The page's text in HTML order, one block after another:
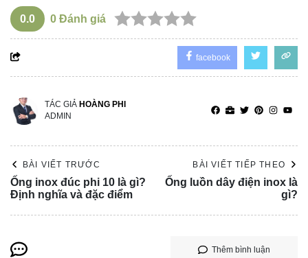
0.0 0 Đánh giá
facebook
TÁC GIẢ HOÀNG PHI
ADMIN
BÀI VIẾT TRƯỚC
Ống inox đúc phi 10 là gì?
Định nghĩa và đặc điểm
BÀI VIẾT TIẾP THEO
Ống luồn dây điện inox là
gì?
Thêm bình luận